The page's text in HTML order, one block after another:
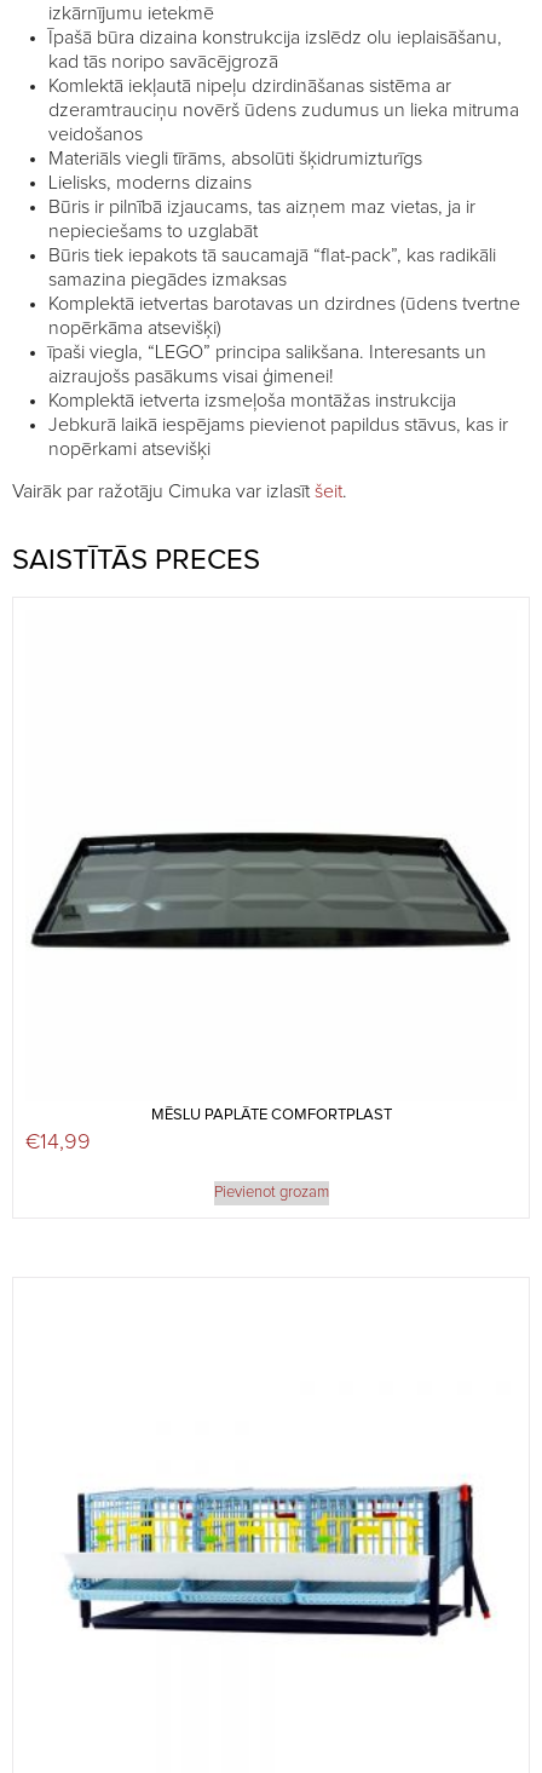
izkārnījumu ietekmē
Īpašā būra dizaina konstrukcija izslēdz olu ieplaisāšanu,
kad tās noripo savācējgrozā
Komlektā iekļautā nipeļu dzirdināšanas sistēma ar
dzeramtrauciņu novērš ūdens zudumus un lieka mitruma
veidošanos
Materiāls viegli tīrāms, absolūti šķidrumizturīgs
Lielisks, moderns dizains
Būris ir pilnībā izjaucams, tas aizņem maz vietas, ja ir
nepieciešams to uzglabāt
Būris tiek iepakots tā saucamajā “flat-pack”, kas radikāli
samazina piegādes izmaksas
Komplektā ietvertas barotavas un dzirdnes (ūdens tvertne
nopērkāma atsevišķi)
īpaši viegla, “LEGO” principa salikšana. Interesants un
aizraujošs pasākums visai ģimenei!
Komplektā ietverta izsmeļoša montāžas instrukcija
Jebkurā laikā iespējams pievienot papildus stāvus, kas ir
nopērkami atsevišķi
Vairāk par ražotāju Cimuka var izlasīt šeit.
SAISTĪTĀS PRECES
MĒSLU PAPLĀTE COMFORTPLAST
€14,99
Pievienot grozam